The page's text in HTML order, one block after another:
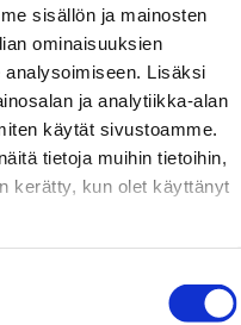
sisällön ja mainosten
ominaisuuksien
Lisäksi
ja analytiikka-alan
käytät sivustoamme.
tietoja muihin tietoihin,
kerätty, kun olet käyttänyt
Suomessa nuorten
käsittelee
nuoria
Suomesta toivon
nuoret